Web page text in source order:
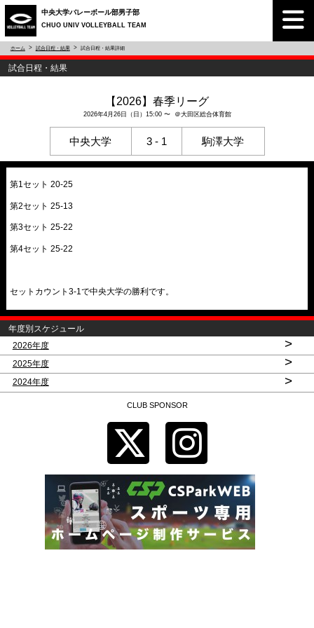
中央大学バレーボール部男子部
CHUO UNIV VOLLEYBALL TEAM
ホーム 試合日程・結果 試合日程・結果詳細
試合日程・結果
【2026】春季リーグ
2026年4月26日（日）15:00 〜 ＠大田区総合体育館
中央大学 3 - 1 駒澤大学
第1セット 20-25
第2セット 25-13
第3セット 25-22
第4セット 25-22
セットカウント3-1で中央大学の勝利です。
年度別スケジュール
2026年度
>
2025年度 >
2024年度 >
CLUB SPONSOR